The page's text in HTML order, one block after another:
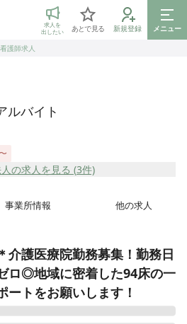
マッチング
求人を
出したい
あとで見る 新規登録
メニュー
護師求人
ルバイト
の求人を見る (3件)
事業所情報 他の求人
介護医療院勤務募集！勤務日
ロ◎地域に密着した94床の一
ートをお願いします！